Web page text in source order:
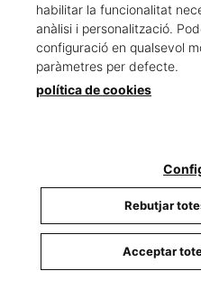
Un llibre amb
L’hivern ja és
acompanya els
es preparen per
Primer sortiran a
perfecte… i
compartir. Després
habilitar la funcionalitat
anàlisi i personalització.
configuració en qualsevol
paràmetres per defecte.
política de cookies
Rebutjar
Acceptar